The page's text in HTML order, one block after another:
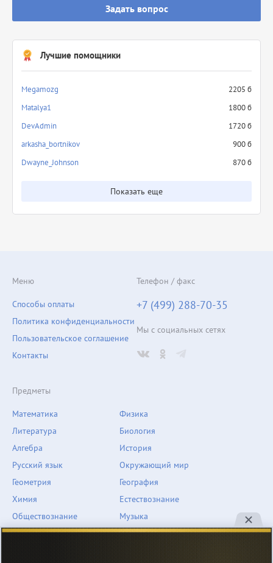
Задать вопрос
Лучшие помощники
Megamozg
2205 б
Matalya1
1800 б
DevAdmin
1720 б
arkasha_bortnikov
900 б
Dwayne_Johnson
870 б
Показать еще
Предметы
Математика
Литература
Алгебра
Русский язык
Геометрия
Химия
Физика
Биология
История
Окружающий мир
География
Естествознание
Обществознание
Английский язык
Музыка
ОБЖ
Меню
Способы оплаты
Политика конфиденциальности
Пользовательское соглашение
Контакты
Телефон / факс
+7 (499) 288-70-35
Мы с социальных сетях